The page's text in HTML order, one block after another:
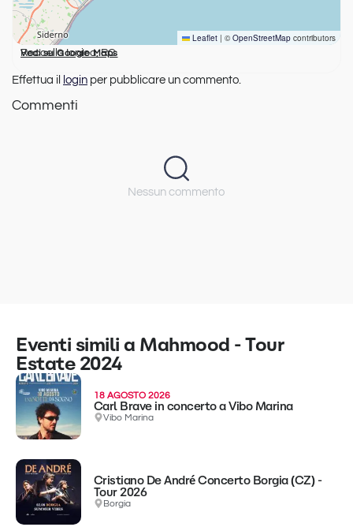
Leaflet | © OpenStreetMap contributors
Roccella Ionica, RC
Vedi su Google Maps
Effettua il login per pubblicare un commento.
Commenti
Nessun commento
Eventi simili a Mahmood - Tour
Estate 2024
18 AGOSTO 2026
Carl Brave in concerto a Vibo Marina
Vibo Marina
Cristiano De André Concerto Borgia (CZ) -
Tour 2026
Borgia